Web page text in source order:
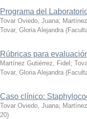
Programa del
Tovar Oviedo, Juana;
Tovar, Gloria Alejandra (
Rúbricas para
Martínez Gutiérrez, Fidel ;
Tovar, Gloria Alejandra (
Caso clínico:
Tovar Oviedo, Juana;
20)